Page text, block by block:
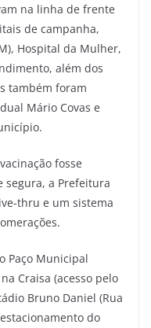
na linha de frente
de campanha,
Hospital da Mulher,
além dos
também foram
Mário Covas e
fosse
segura, a Prefeitura
thru e um sistema
Paço Municipal
Craisa (acesso pelo
Bruno Daniel (Rua
do